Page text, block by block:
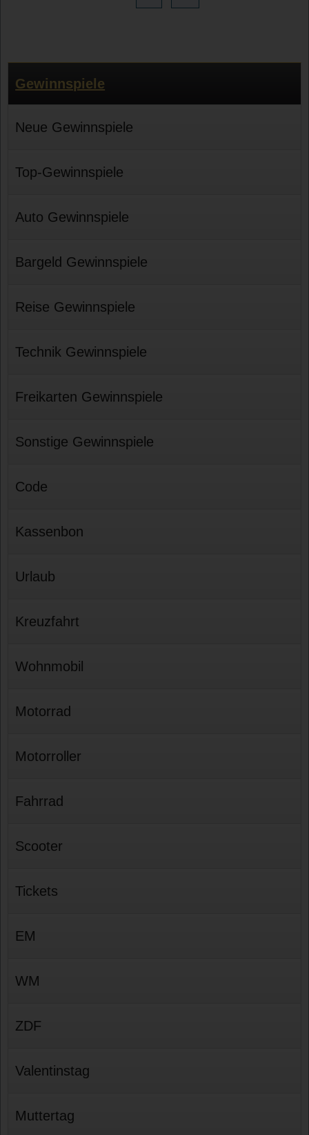
Gewinnspiele
Neue Gewinnspiele
Top-Gewinnspiele
Auto Gewinnspiele
Bargeld Gewinnspiele
Reise Gewinnspiele
Technik Gewinnspiele
Freikarten Gewinnspiele
Sonstige Gewinnspiele
Code
Kassenbon
Urlaub
Kreuzfahrt
Wohnmobil
Motorrad
Motorroller
Fahrrad
Scooter
Tickets
EM
WM
ZDF
Valentinstag
Muttertag